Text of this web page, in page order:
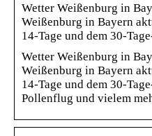
Wetter Weißenburg in
Weißenburg in Bayern
14-Tage und dem 30-
Wetter Weißenburg in
Weißenburg in Bayern
14-Tage und dem 30-
Pollenflug und vielem